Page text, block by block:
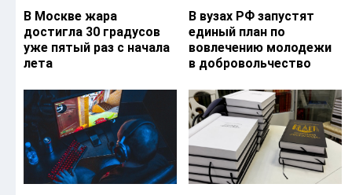
В Москве жара
достигла 30 градусов
уже пятый раз с начала
лета
В вузах РФ запустят
единый план по
вовлечению молодежи
в добровольчество